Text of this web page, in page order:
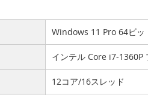
Windows 11 Pro 64ビッ
インテル Core i7-1360P
12コア/16スレッド